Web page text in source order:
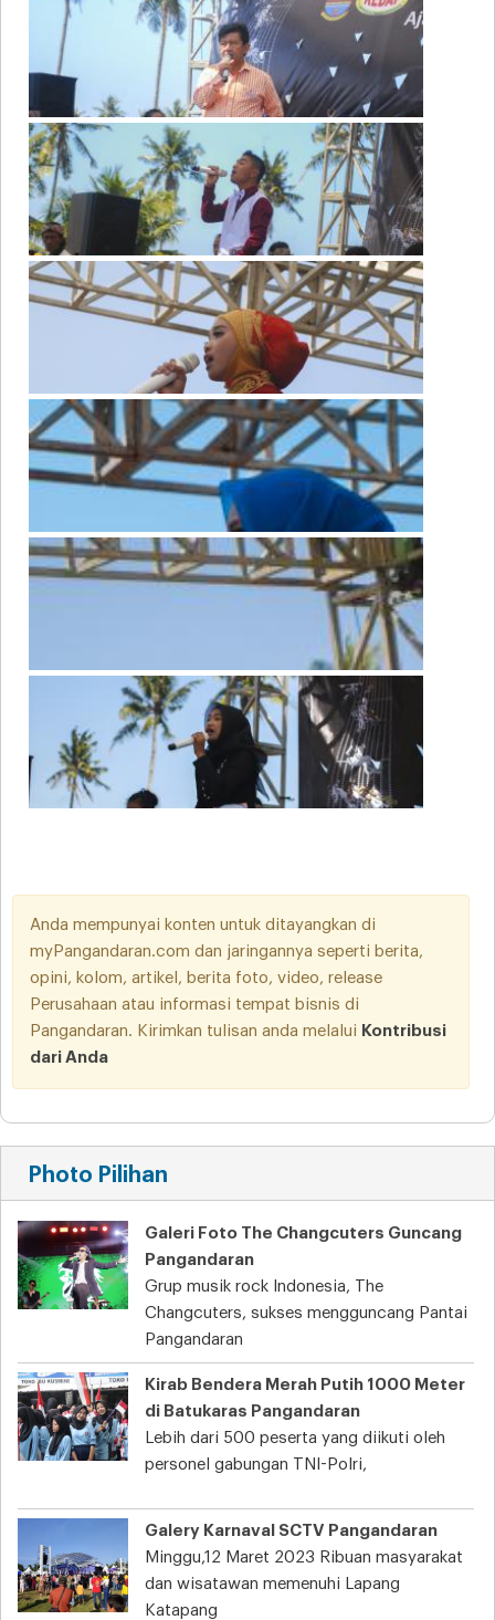
Anda mempunyai konten untuk ditayangkan di
myPangandaran.com dan jaringannya seperti berita,
opini, kolom, artikel, berita foto, video, release
Perusahaan atau informasi tempat bisnis di
Pangandaran. Kirimkan tulisan anda melalui Kontribusi
dari Anda
Photo Pilihan
Galeri Foto The Changcuters Guncang
Pangandaran
Grup musik rock Indonesia, The
Changcuters, sukses mengguncang Pantai
Pangandaran
Kirab Bendera Merah Putih 1000 Meter
di Batukaras Pangandaran
Lebih dari 500 peserta yang diikuti oleh
personel gabungan TNI-Polri,
Galery Karnaval SCTV Pangandaran
Minggu,12 Maret 2023 Ribuan masyarakat
dan wisatawan memenuhi Lapang
Katapang